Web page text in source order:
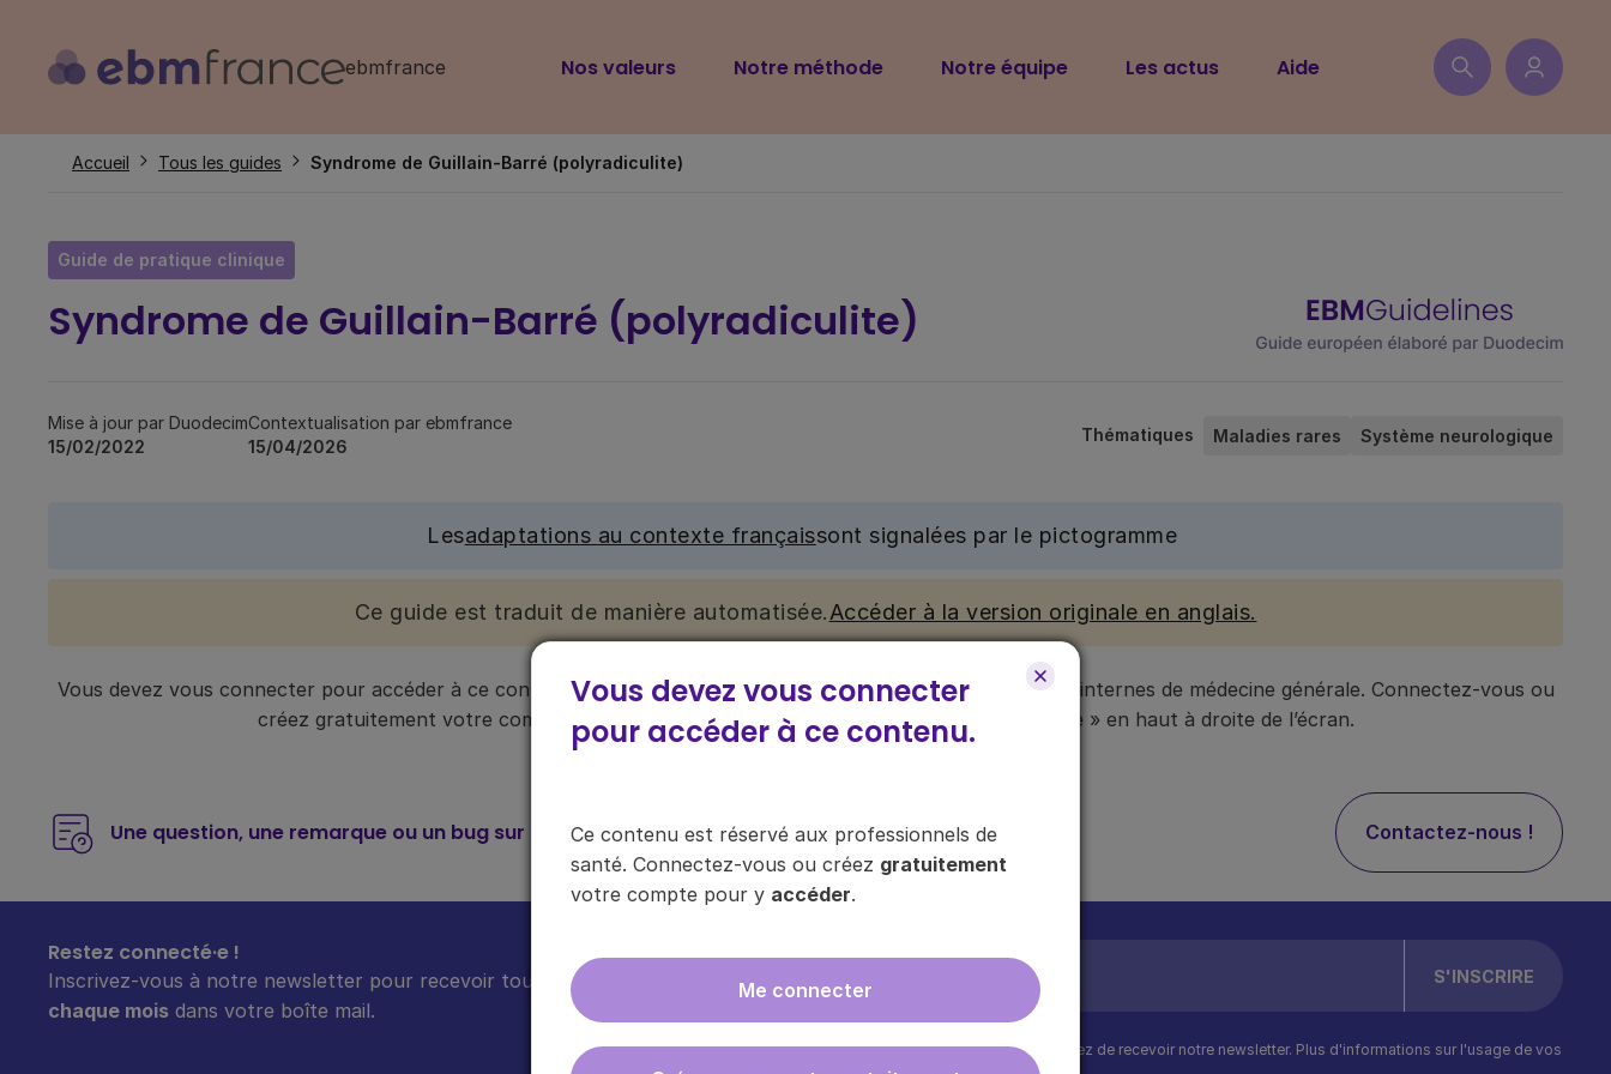
contenu
ebmfrance
Navigation
Nos valeurs Notre méthode Notre équipe Les actus Aide
Vous devez vous connecter
pour accéder à ce contenu.
Ce contenu est réservé aux professionnels de
santé. Connectez-vous ou créez gratuitement
votre compte pour y accéder.
Me connecter
Fil
Accueil Tous les guides Syndrome de Guillain-Barré (polyradiculite)
Guide de pratique clinique
Syndrome de Guillain-Barré (polyradiculite)
Mise à jour par Duodecim
15/02/2022
Contextualisation par ebmfrance
15/04/2026
Thématiques Maladies rares Système neurologique
Lesadaptations au contexte françaissont signalées par le pictogramme
Ce guide est traduit de manière automatisée.Accéder à la version originale en anglais.
Vous devez vous connecter pour accéder à ce contenu. Ce contenu est réservé aux médecins généralistes et internes de médecine générale. Connectez-vous ou
créez gratuitement votre compte pour y accéder, via le bouton « Se connecter/s’inscrire » en haut à droite de l’écran.
Une question, une remarque ou un bug sur ce contenu ? Contactez-nous !
Restez connecté·e !
Inscrivez-vous à notre newsletter pour recevoir toutes les infos sur nos guides
chaque mois dans votre boîte mail.
En cliquant sur "s'inscrire", vous acceptez de recevoir notre newsletter. Plus d'informations sur l'usage de vos
donnéesici .